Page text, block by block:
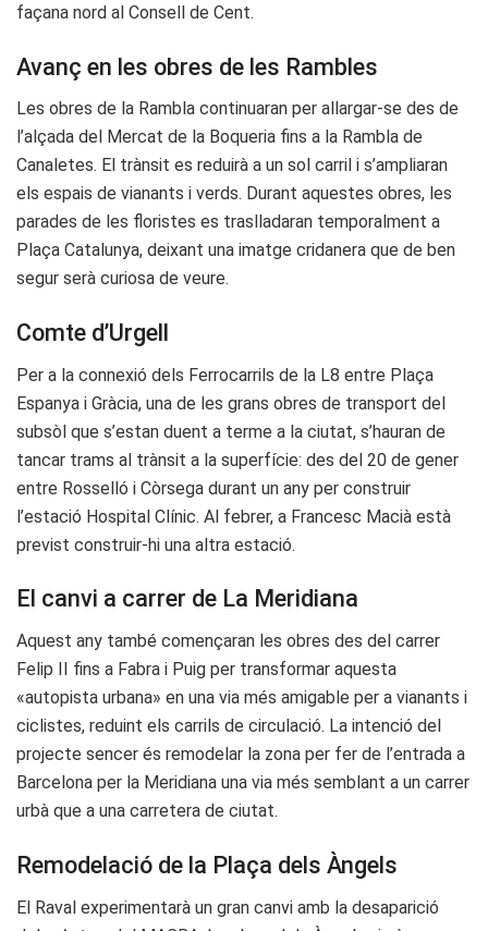
façana nord al Consell de Cent.
Avanç en les obres de les Rambles
Les obres de la Rambla continuaran per allargar-se des de
l’alçada del Mercat de la Boqueria fins a la Rambla de
Canaletes. El trànsit es reduirà a un sol carril i s’ampliaran
els espais de vianants i verds. Durant aquestes obres, les
parades de les floristes es traslladaran temporalment a
Plaça Catalunya, deixant una imatge cridanera que de ben
segur serà curiosa de veure.
Comte d’Urgell
Per a la connexió dels Ferrocarrils de la L8 entre Plaça
Espanya i Gràcia, una de les grans obres de transport del
subsòl que s’estan duent a terme a la ciutat, s’hauran de
tancar trams al trànsit a la superfície: des del 20 de gener
entre Rosselló i Còrsega durant un any per construir
l’estació Hospital Clínic. Al febrer, a Francesc Macià està
previst construir-hi una altra estació.
El canvi a carrer de La Meridiana
Aquest any també començaran les obres des del carrer
Felip II fins a Fabra i Puig per transformar aquesta
«autopista urbana» en una via més amigable per a vianants i
ciclistes, reduint els carrils de circulació. La intenció del
projecte sencer és remodelar la zona per fer de l’entrada a
Barcelona per la Meridiana una via més semblant a un carrer
urbà que a una carretera de ciutat.
Remodelació de la Plaça dels Àngels
El Raval experimentarà un gran canvi amb la desaparició